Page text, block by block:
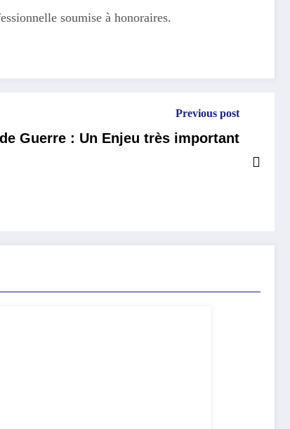
soumise à honoraires.
Previous post
Guerre : Un Enjeu très important